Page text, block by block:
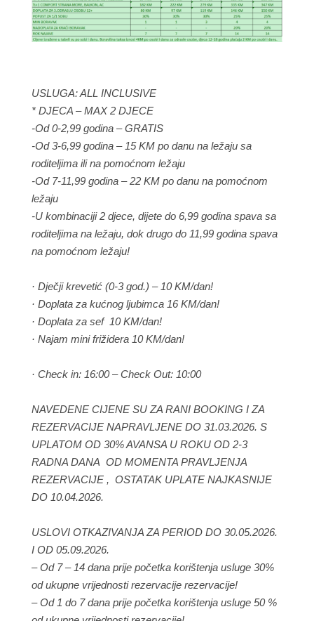
USLUGA: ALL INCLUSIVE
* DJECA – MAX 2 DJECE
-Od 0-2,99 godina – GRATIS
-Od 3-6,99 godina – 15 KM po danu na ležaju sa
roditeljima ili na pomoćnom ležaju
-Od 7-11,99 godina – 22 KM po danu na pomoćnom
ležaju
-U kombinaciji 2 djece, dijete do 6,99 godina spava sa
roditeljima na ležaju, dok drugo do 11,99 godina spava
na pomoćnom ležaju!
· Dječji krevetić (0-3 god.) – 10 KM/dan!
· Doplata za kućnog ljubimca 16 KM/dan!
· Doplata za sef 10 KM/dan!
· Najam mini frižidera 10 KM/dan!
· Check in: 16:00 – Check Out: 10:00
NAVEDENE CIJENE SU ZA RANI BOOKING I ZA
REZERVACIJE NAPRAVLJENE DO 31.03.2026. S
UPLATOM OD 30% AVANSA U ROKU OD 2-3
RADNA DANA OD MOMENTA PRAVLJENJA
REZERVACIJE , OSTATAK UPLATE NAJKASNIJE
DO 10.04.2026.
USLOVI OTKAZIVANJA ZA PERIOD DO 30.05.2026.
I OD 05.09.2026.
– Od 7 – 14 dana prije početka korištenja usluge 30%
od ukupne vrijednosti rezervacije rezervacije!
– Od 1 do 7 dana prije početka korištenja usluge 50 %